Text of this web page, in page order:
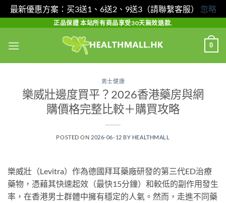
最新優惠方案：买3送1、6送2、9送3（請聯繫客服） 忽略
content
正品保證 本站所有商品享受30天無效退款.
0
男士健康
樂威壯邊度買平？2026香港藥房與網
購價格完整比較＋購買攻略
POSTED ON 2026-06-12 BY HEALTHMALL
樂威壯（Levitra）作為德國拜耳藥廠研發的第三代ED治療
藥物，憑藉其快速起效（最快15分鐘）和較低的副作用發生
率，在香港男士群體中擁有穩定的人氣。然而，走進不同藥